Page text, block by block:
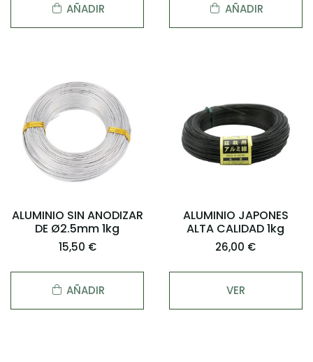
AÑADIR AÑADIR
ALUMINIO SIN ANODIZAR
DE Ø2.5mm 1kg
15,50 €
AÑADIR
ALUMINIO JAPONES
ALTA CALIDAD 1kg
26,00 €
VER